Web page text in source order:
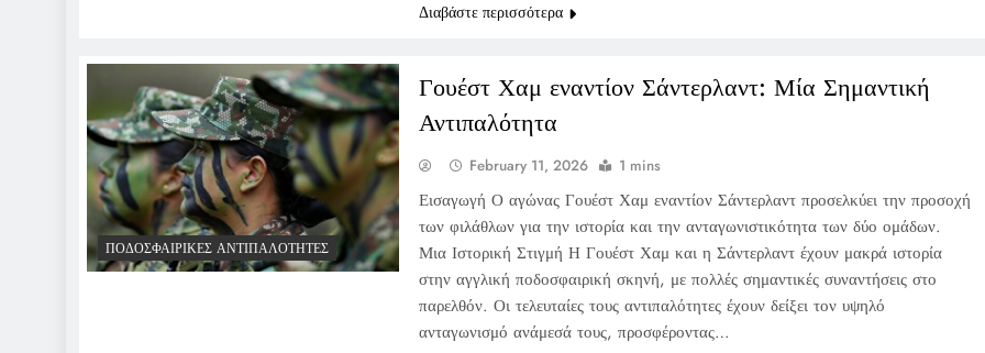
Διαβάστε περισσότερα
ΠΟΔΟΣΦΑΙΡΙΚΈΣ ΑΝΤΙΠΑΛΌΤΗΤΕΣ
Γουέστ Χαμ εναντίον Σάντερλαντ: Μία Σημαντική
Αντιπαλότητα
February 11, 2026 1 mins
Εισαγωγή Ο αγώνας Γουέστ Χαμ εναντίον Σάντερλαντ προσελκύει την προσοχή
των φιλάθλων για την ιστορία και την ανταγωνιστικότητα των δύο ομάδων.
Μια Ιστορική Στιγμή Η Γουέστ Χαμ και η Σάντερλαντ έχουν μακρά ιστορία
στην αγγλική ποδοσφαιρική σκηνή, με πολλές σημαντικές συναντήσεις στο
παρελθόν. Οι τελευταίες τους αντιπαλότητες έχουν δείξει τον υψηλό
ανταγωνισμό ανάμεσά τους, προσφέροντας…